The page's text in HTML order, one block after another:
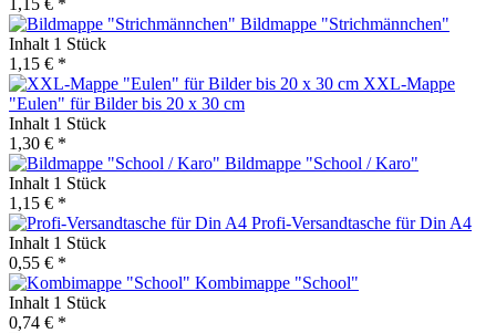
Bildmappe "Strichmännchen"
Inhalt 1 Stück
1,15 € *
XXL-Mappe
"Eulen" für Bilder bis 20 x 30 cm
Inhalt 1 Stück
1,30 € *
Bildmappe "School / Karo"
Inhalt 1 Stück
1,15 € *
Profi-Versandtasche für Din A4
Inhalt 1 Stück
0,55 € *
Kombimappe "School"
Inhalt 1 Stück
0,74 € *